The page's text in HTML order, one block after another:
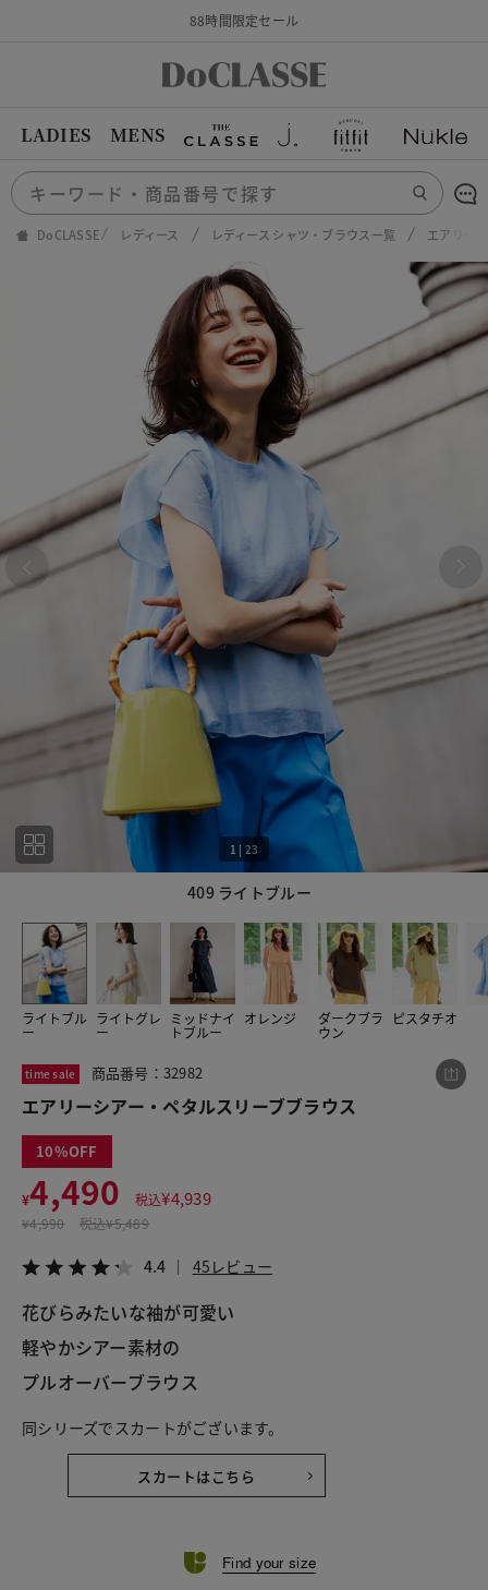
88時間限定セール
LADIES MENS
DoCLASSE レディース レディース シャツ・ブラウス一覧 エアリー
409 ライトブルー
1 | 23
ライトブル
ー
ライトグレ
ー
ミッドナイ
トブルー
オレンジ ダークブラ
ウン
ピスタチオ
23
time sale 商品番号：32982
エアリーシアー・ペタルスリーブブラウス
10
¥4,490 税込¥4,939
¥4,990 税込¥5,489
4.4 45レビュー
花びらみたいな袖が可愛い
軽やかシアー素材の
プルオーバーブラウス
同シリーズでスカートがございます。
スカートはこちら
Find your size
この商品をシェアする
エアリーシアー・ペタルスリーブブラウス